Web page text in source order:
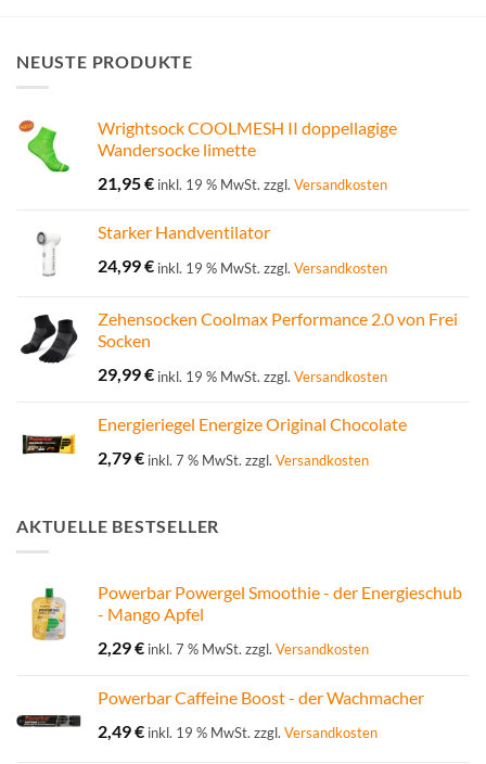
NEUSTE PRODUKTE
Wrightsock COOLMESH II doppellagige
Wandersocke limette
21,95€ inkl. 19 % MwSt. zzgl. Versandkosten
Starker Handventilator
24,99€ inkl. 19 % MwSt. zzgl. Versandkosten
Zehensocken Coolmax Performance 2.0 von Frei
Socken
29,99€ inkl. 19 % MwSt. zzgl. Versandkosten
Energieriegel Energize Original Chocolate
2,79€ inkl. 7 % MwSt. zzgl. Versandkosten
AKTUELLE BESTSELLER
Powerbar Powergel Smoothie - der Energieschub
- Mango Apfel
2,29€ inkl. 7 % MwSt. zzgl. Versandkosten
Powerbar Caffeine Boost - der Wachmacher
2,49€ inkl. 19 % MwSt. zzgl. Versandkosten